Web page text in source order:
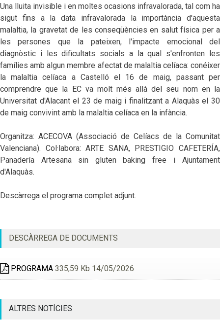
Una lluita invisible i en moltes ocasions infravalorada, tal com ha
sigut fins a la data infravalorada la importància d'aquesta
malaltia, la gravetat de les conseqüències en salut física per a
les persones que la pateixen, l'impacte emocional del
diagnòstic i les dificultats socials a la qual s'enfronten les
famílies amb algun membre afectat de malaltia celíaca: conéixer
la malaltia celíaca a Castelló el 16 de maig, passant per
comprendre que la EC va molt més allà del seu nom en la
Universitat d'Alacant el 23 de maig i finalitzant a Alaquàs el 30
de maig convivint amb la malaltia celíaca en la infància.
Organitza: ACECOVA (Associació de Celíacs de la Comunitat
Valenciana). Col·labora: ARTE SANA, PRESTIGIO CAFETERÍA,
Panadería Artesana sin gluten baking free i Ajuntament
d'Alaquàs.
Descàrrega el programa complet adjunt.
DESCÀRREGA DE DOCUMENTS
PROGRAMA 335,59 Kb 14/05/2026
ALTRES NOTÍCIES